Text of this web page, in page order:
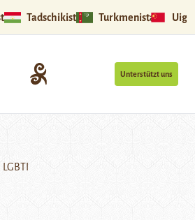
Tadschikistan Turkmenistan
Unterstützt uns
LGBTI